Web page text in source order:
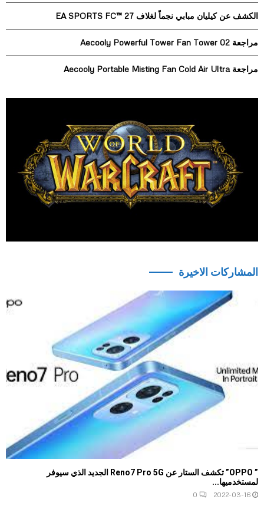
C
H
الكشف عن كيليان مبابي نجماً لغلاف EA SPORTS FC™ 27
مراجعة Aecooly Powerful Tower Fan Tower 02
مراجعة Aecooly Portable Misting Fan Cold Air Ultra
المشاركات الاخيرة
” OPPO” تكشف الستار عن Reno7 Pro 5G الجديد الذي سيوفر
لمستخدميها...
2022-03-16
0